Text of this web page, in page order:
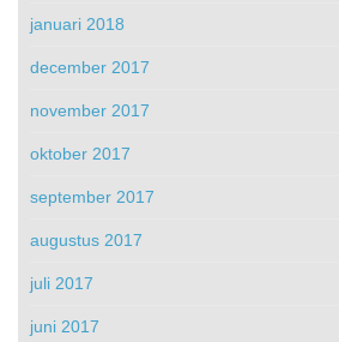
januari 2018
december 2017
november 2017
oktober 2017
september 2017
augustus 2017
juli 2017
juni 2017